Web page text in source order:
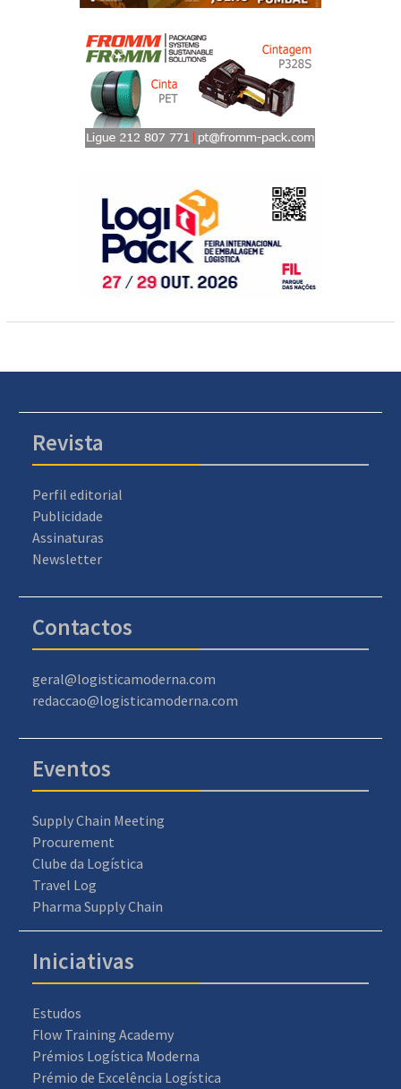
Revista
Perfil editorial
Publicidade
Assinaturas
Newsletter
Contactos
geral@logisticamoderna.com
redaccao@logisticamoderna.com
Eventos
Supply Chain Meeting
Procurement
Clube da Logística
Travel Log
Pharma Supply Chain
Iniciativas
Estudos
Flow Training Academy
Prémios Logística Moderna
Prémio de Excelência Logística